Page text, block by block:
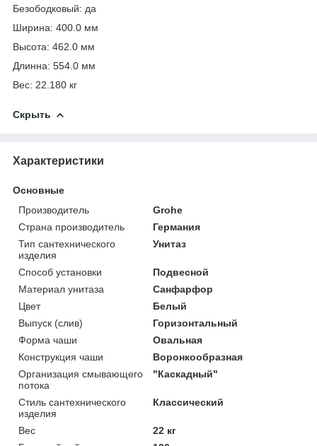
Безободковый: да
Ширина: 400.0 мм
Высота: 462.0 мм
Длинна: 554.0 мм
Вес: 22.180 кг
Скрыть
Характеристики
Основные
Производитель
Grohe
Страна производитель
Германия
Тип сантехнического
изделия
Унитаз
Способ установки
Подвесной
Материал унитаза
Санфарфор
Цвет
Белый
Выпуск (слив)
Горизонтальный
Форма чаши
Овальная
Конструкция чаши
Воронкообразная
Организация смывающего
потока
"Каскадный"
Стиль сантехнического
изделия
Классический
Вес
22 кг